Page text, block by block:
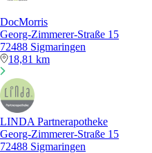
DocMorris
Georg-Zimmerer-Straße 15
72488 Sigmaringen
18,81 km
LINDA Partnerapotheke
Georg-Zimmerer-Straße 15
72488 Sigmaringen